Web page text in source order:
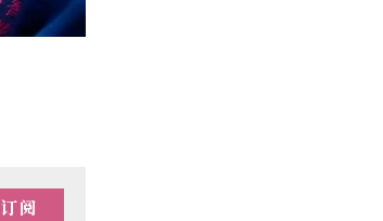
订阅